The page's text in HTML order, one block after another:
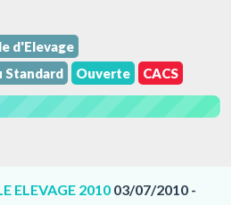
d'Elevage
Standard
Ouverte CACS
ELEVAGE 2010 03/07/2010 -